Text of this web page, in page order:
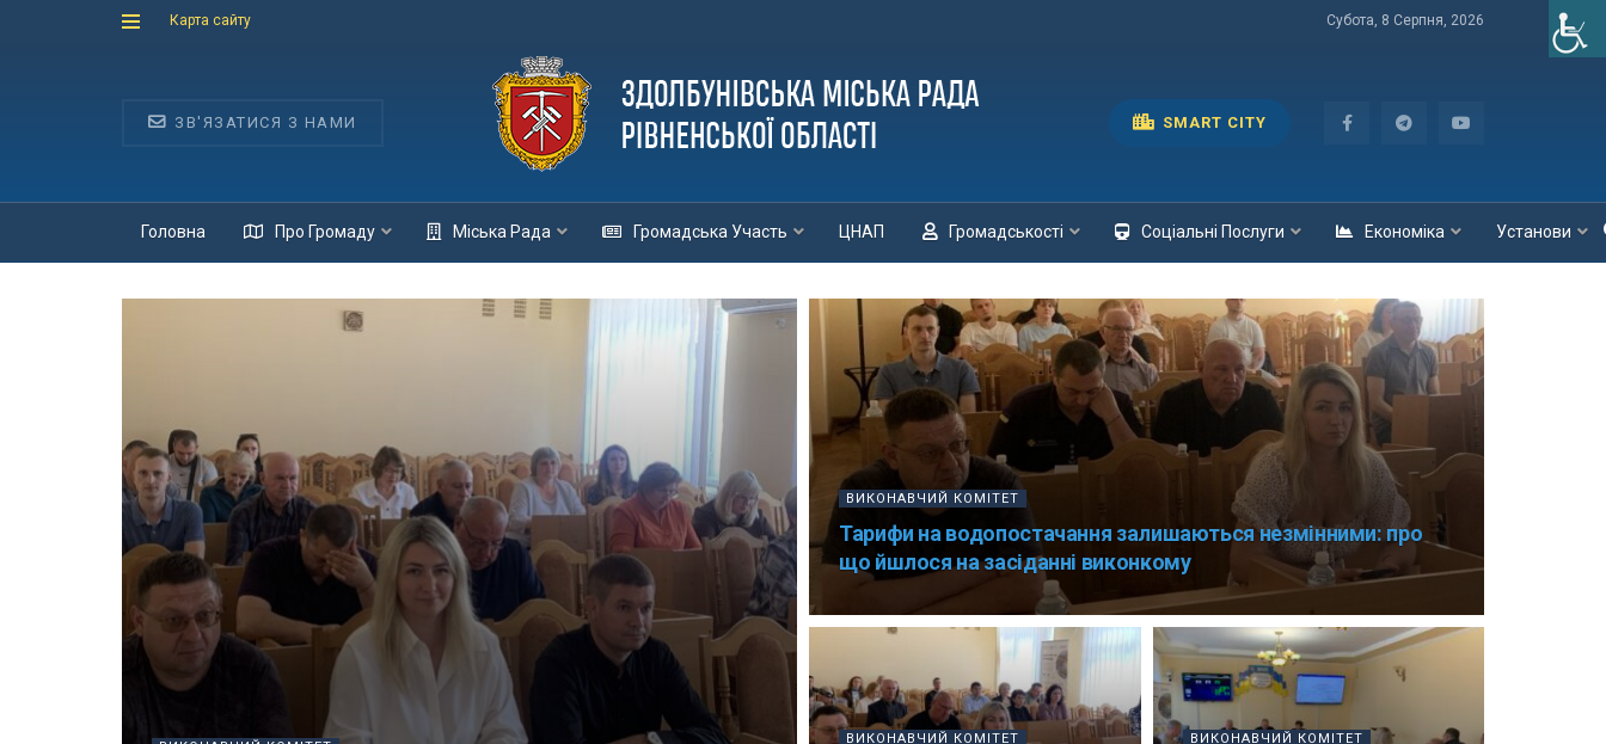
Карта сайту Субота, 8 Серпня, 2026
ЗВ'ЯЗАТИСЯ З НАМИ SMART CITY
Головна Про Громаду Міська Рада Громадська Участь ЦНАП Громадськості Соціальні Послуги Економіка Установи
ВИКОНАВЧИЙ КОМІТЕТ
Тарифи на водопостачання залишаються незмінними: про
що йшлося на засіданні виконкому
ВИКОНАВЧИЙ КОМІТЕТ ВИКОНАВЧИЙ КОМІТЕТ